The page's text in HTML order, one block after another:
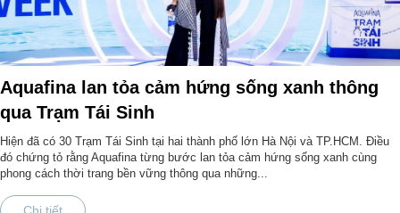
Aquafina lan tỏa cảm hứng sống xanh thông
qua Trạm Tái Sinh
Hiện đã có 30 Trạm Tái Sinh tại hai thành phố lớn Hà Nội và TP.HCM. Điều
đó chứng tỏ rằng Aquafina từng bước lan tỏa cảm hứng sống xanh cùng
phong cách thời trang bền vững thông qua những...